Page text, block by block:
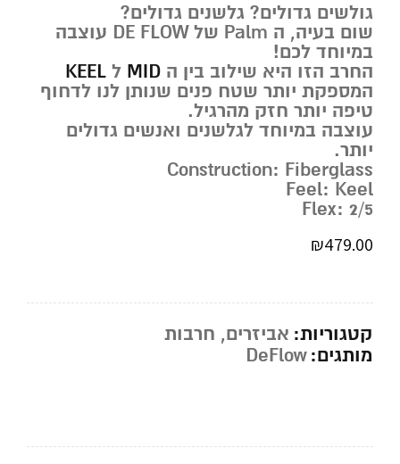
גולשים גדולים? גלשנים גדולים?
שום בעיה, ה Palm של DE FLOW עוצבה
במיוחד לכם!
החרב הזו היא שילוב בין ה MID ל KEEL
המספקת יותר שטח פנים שנותן לנו לדחוף
טיפה יותר חזק מהרגיל.
עוצבה במיוחד לגלשנים ואנשים גדולים
יותר.
Construction: Fiberglass
Feel: Keel
Flex: 2/5
₪479.00
קטגוריות: אביזרים, חרבות
מותגים: DeFlow